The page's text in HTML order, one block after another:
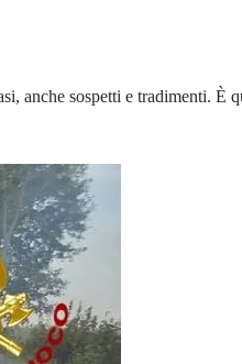
anche sospetti e tradimenti. È